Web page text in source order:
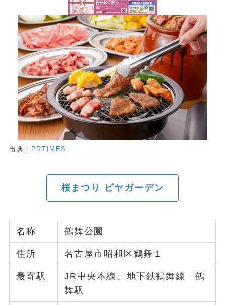
出典： PRTIMES
桜まつり ビヤガーデン
名称 鶴舞公園
住所 名古屋市昭和区鶴舞１
最寄駅
JR中央本線、地下鉄鶴舞線 鶴
舞駅